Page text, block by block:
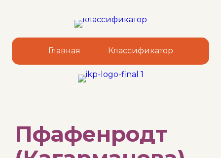
Главная Классификатор
Пфафенродт